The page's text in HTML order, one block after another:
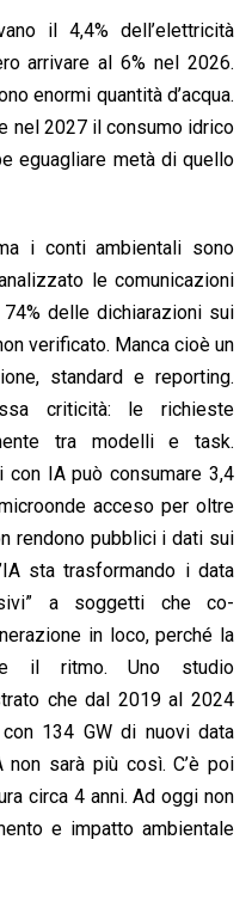
il 4,4% dell’elettricità
arrivare al 6% nel 2026.
enormi quantità d’acqua.
nel 2027 il consumo idrico
eguagliare metà di quello
i conti ambientali sono
le comunicazioni
delle dichiarazioni sui
verificato. Manca cioè un
standard e reporting.
criticità: le richieste
tra modelli e task.
IA può consumare 3,4
acceso per oltre
rendono pubblici i dati sui
sta trasformando i data
a soggetti che co-
in loco, perché la
il ritmo. Uno studio
che dal 2019 al 2024
134 GW di nuovi data
sarà più così. C’è poi
circa 4 anni. Ad oggi non
e impatto ambientale